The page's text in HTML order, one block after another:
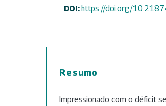
DOI:https://doi.org/
Resumo
Impressionado com o déficit